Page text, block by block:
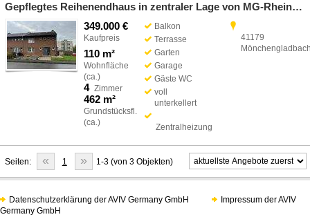
Gepflegtes Reihenendhaus in zentraler Lage von MG-Rheindahlen
349.000 €
Kaufpreis
110 m²
Wohnfläche
(ca.)
4 Zimmer
462 m²
Grundstücksfl.
(ca.)
Balkon
Terrasse
Garten
Garage
Gäste WC
voll
unterkellert
Zentralheizung
41179
Seiten: « 1 » 1-3 (von 3 Objekten)
Datenschutzerklärung der AVIV Germany GmbH
Impressum der AVIV
Germany GmbH